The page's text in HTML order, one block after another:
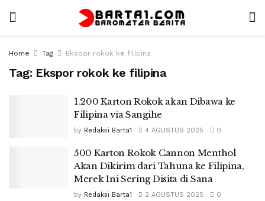
Home Tag Ekspor rokok ke filipina
Tag: Ekspor rokok ke filipina
1.200 Karton Rokok akan Dibawa ke
Filipina via Sangihe
by Redaksi Barta1 4 AGUSTUS 2025 0
500 Karton Rokok Cannon Menthol
Akan Dikirim dari Tahuna ke Filipina,
Merek Ini Sering Disita di Sana
by Redaksi Barta1 2 AGUSTUS 2025 0